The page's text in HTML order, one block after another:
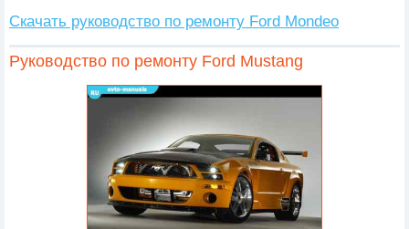
Скачать руководство по ремонту Ford Mondeo
Руководство по ремонту Ford Mustang